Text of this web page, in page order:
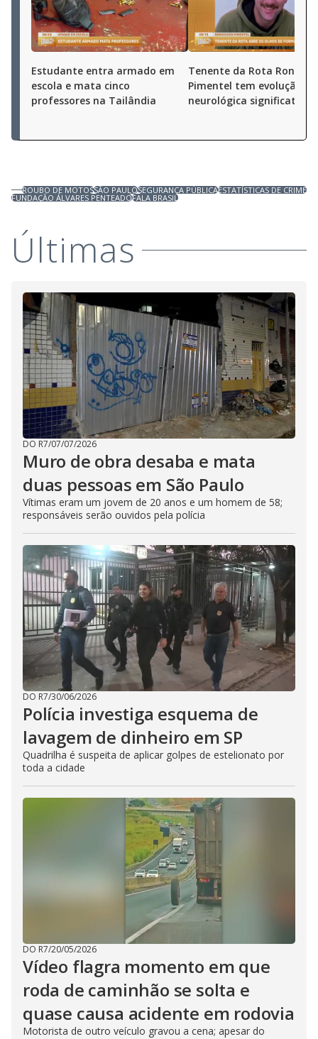
Estudante entra armado em
escola e mata cinco
professores na Tailândia
Tenente da Rota
Pimentel tem evolução
neurológica significativa
ROUBO DE MOTOSSÃO PAULOSEGURANÇA PÚBLICAESTATÍSTICAS DE CRIME
FUNDAÇÃO ÁLVARES PENTEADOFALA BRASIL
Últimas
DO R7/07/07/2026
Muro de obra desaba e mata
duas pessoas em São Paulo
Vítimas eram um jovem de 20 anos e um homem de 58;
responsáveis serão ouvidos pela polícia
DO R7/30/06/2026
Polícia investiga esquema de
lavagem de dinheiro em SP
Quadrilha é suspeita de aplicar golpes de estelionato por
toda a cidade
DO R7/20/05/2026
Vídeo flagra momento em que
roda de caminhão se solta e
quase causa acidente em rodovia
Motorista de outro veículo gravou a cena; apesar do